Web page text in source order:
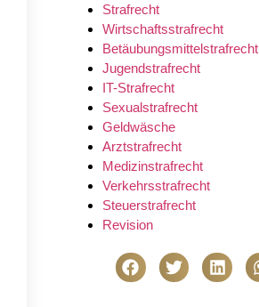
Strafrecht
Wirtschaftsstrafrecht
Betäubungsmittelstrafrecht
Jugendstrafrecht
IT-Strafrecht
Sexualstrafrecht
Geldwäsche
Arztstrafrecht
Medizinstrafrecht
Verkehrsstrafrecht
Steuerstrafrecht
Revision